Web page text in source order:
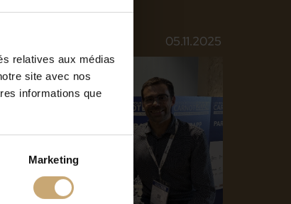
relatives aux médias
site avec nos
informations que
Marketing
05.11.2025